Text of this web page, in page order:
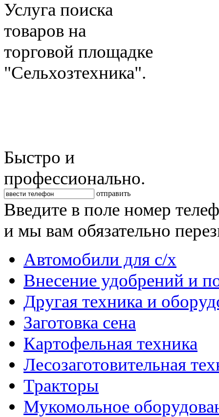
Услуга поиска
товаров на
торговой площадке
"Сельхозтехника".
Быстро и
профессионально.
отправить
Введите в поле номер
и мы вам обязательно
Автомобили для с/х
Внесение удобрений и
Другая техника и
Заготовка сена
Картофельная техника
Лесозаготовительная
Тракторы
Мукомольное